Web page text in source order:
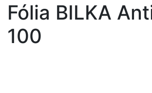
Fólia BILKA
100